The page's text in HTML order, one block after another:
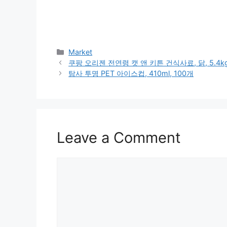
Categories
Market
쿠팡 오리젠 전연령 캣 앤 키튼 건식사료, 닭,
탐사 투명 PET 아이스컵, 410ml, 100개
Leave a Comment